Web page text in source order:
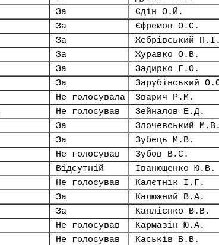
За Єдін О.Й.
За Єфремов О.С.
За Жебрівський П.І.
За Журавко О.В.
За Задирко Г.О.
За Зарубінський
Не голосувала Зварич Р.М.
Не голосував Зейналов Е.Д.
За Злочевський М.В.
За Зубець М.В.
Не голосував Зубов В.С.
Відсутній Іванющенко Ю.В.
Не голосував Калєтнік І.Г.
За Калюжний В.А.
За Каплієнко В.В.
Не голосував Кармазін Ю.А.
Не голосував Каськів В.В.